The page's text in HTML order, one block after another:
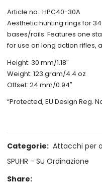
Article no.: HPC40-30A
Aesthetic hunting rings for
bases/rails. Features one
for use on long action rifles,
Height: 30 mm/1.18″
Weight: 123 gram/4.4 oz
Offset: 24 mm/0.94″
“Protected, EU Design Reg.
Categorie: Attacchi per
SPUHR - Su Ordinazione
Share: